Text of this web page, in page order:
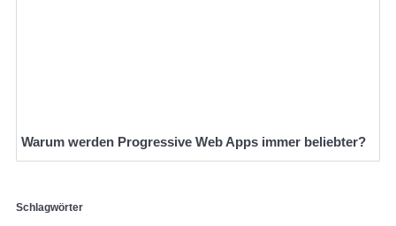
Warum werden Progressive Web Apps immer beliebter?
Schlagwörter